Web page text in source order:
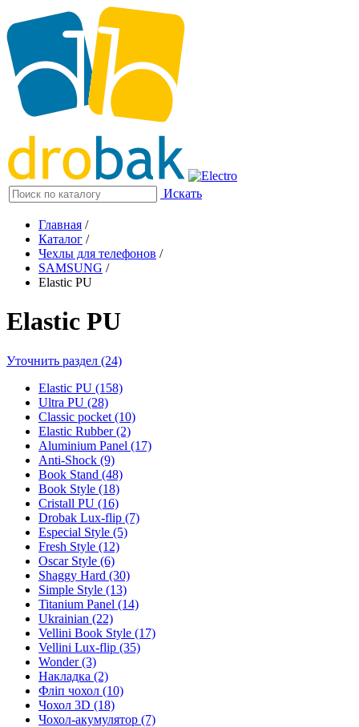
Искать
Главная /
Каталог /
Чехлы для телефонов /
SAMSUNG /
Elastic PU
Elastic PU
Уточнить раздел (24)
Elastic PU (158)
Ultra PU (28)
Classic pocket (10)
Elastic Rubber (2)
Aluminium Panel (17)
Anti-Shock (9)
Book Stand (48)
Book Style (18)
Cristall PU (16)
Drobak Lux-flip (7)
Especial Style (5)
Fresh Style (12)
Oscar Style (6)
Shaggy Hard (30)
Simple Style (13)
Titanium Panel (14)
Ukrainian (22)
Vellini Book Style (17)
Vellini Lux-flip (35)
Wonder (3)
Накладка (2)
Фліп чохол (10)
Чохол 3D (18)
Чохол-акумулятор (7)